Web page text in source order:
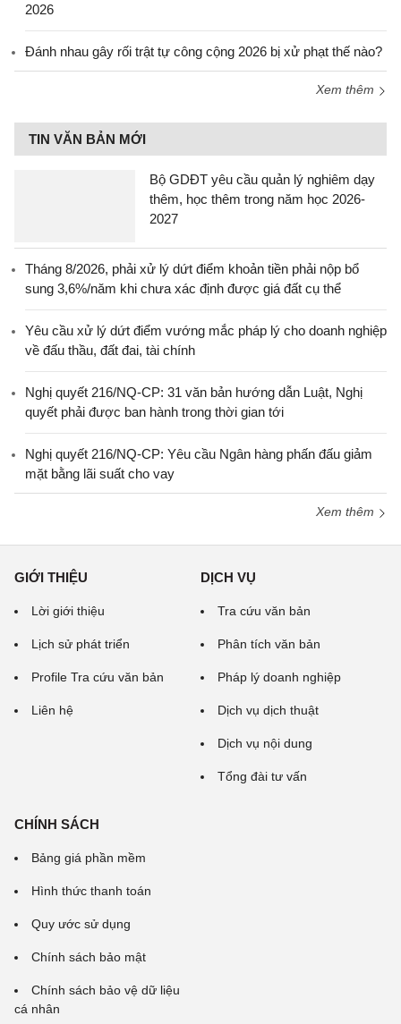
2026
Đánh nhau gây rối trật tự công cộng 2026 bị xử phạt thế nào?
Xem thêm
TIN VĂN BẢN MỚI
Bộ GDĐT yêu cầu quản lý nghiêm dạy
thêm, học thêm trong năm học 2026-
2027
Tháng 8/2026, phải xử lý dứt điểm khoản tiền phải nộp bổ
sung 3,6%/năm khi chưa xác định được giá đất cụ thể
Yêu cầu xử lý dứt điểm vướng mắc pháp lý cho doanh nghiệp
về đấu thầu, đất đai, tài chính
Nghị quyết 216/NQ-CP: 31 văn bản hướng dẫn Luật, Nghị
quyết phải được ban hành trong thời gian tới
Nghị quyết 216/NQ-CP: Yêu cầu Ngân hàng phấn đấu giảm
mặt bằng lãi suất cho vay
Xem thêm
GIỚI THIỆU
Lời giới thiệu
Lịch sử phát triển
Profile Tra cứu văn bản
Liên hệ
DỊCH VỤ
Tra cứu văn bản
Phân tích văn bản
Pháp lý doanh nghiệp
Dịch vụ dịch thuật
Dịch vụ nội dung
Tổng đài tư vấn
CHÍNH SÁCH
Bảng giá phần mềm
Hình thức thanh toán
Quy ước sử dụng
Chính sách bảo mật
Chính sách bảo vệ dữ liệu
cá nhân